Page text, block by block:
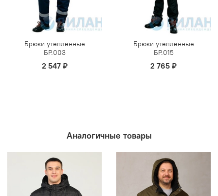
Брюки утепленные
БР.003
2 547 ₽
Брюки утепленные
БР.015
2 765 ₽
Аналогичные товары